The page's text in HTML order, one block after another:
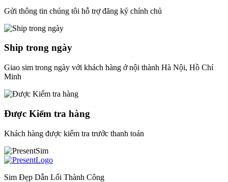
Gửi thông tin chúng tôi hỗ trợ đăng ký chính chủ
Ship trong ngày
Giao sim trong ngày với khách hàng ở nội thành Hà Nội, Hồ Chí
Minh
Được Kiểm tra hàng
Khách hàng được kiểm tra trước thanh toán
Sim Đẹp Dẫn Lối Thành Công